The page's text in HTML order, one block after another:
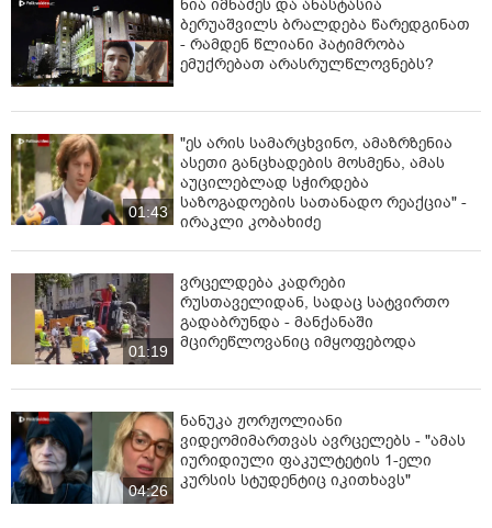
ნია იმნაძეს და ანასტასია
ბერუაშვილს ბრალდება წარედგინათ
- რამდენ წლიანი პატიმრობა
ემუქრებათ არასრულწლოვნებს?
01:43
"ეს არის სამარცხვინო, ამაზრზენია
ასეთი განცხადების მოსმენა, ამას
აუცილებლად სჭირდება
საზოგადოების სათანადო რეაქცია" -
ირაკლი კობახიძე
01:19
ვრცელდება კადრები
რუსთაველიდან, სადაც სატვირთო
გადაბრუნდა - მანქანაში
მცირეწლოვანიც იმყოფებოდა
04:26
ნანუკა ჟორჟოლიანი
ვიდეომიმართვას ავრცელებს - "ამას
იურიდიული ფაკულტეტის 1-ელი
კურსის სტუდენტიც იკითხავს"